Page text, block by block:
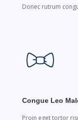
Donec rutrum
Congue Leo
Proin eget tortor